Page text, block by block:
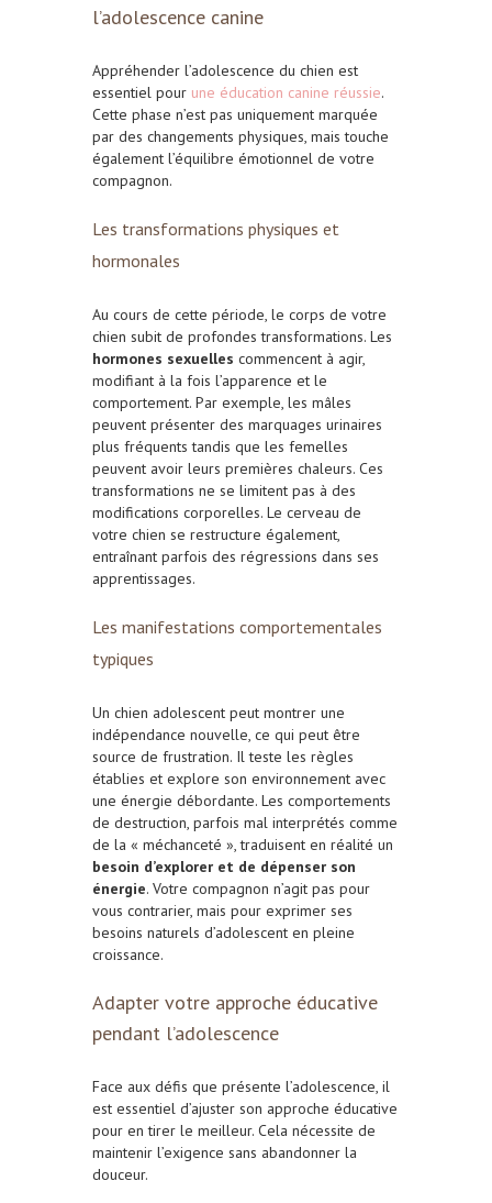
l’adolescence canine
Appréhender l’adolescence du chien est
essentiel pour une éducation canine réussie.
Cette phase n’est pas uniquement marquée
par des changements physiques, mais touche
également l’équilibre émotionnel de votre
compagnon.
Les transformations physiques et
hormonales
Au cours de cette période, le corps de votre
chien subit de profondes transformations. Les
hormones sexuelles commencent à agir,
modifiant à la fois l’apparence et le
comportement. Par exemple, les mâles
peuvent présenter des marquages urinaires
plus fréquents tandis que les femelles
peuvent avoir leurs premières chaleurs. Ces
transformations ne se limitent pas à des
modifications corporelles. Le cerveau de
votre chien se restructure également,
entraînant parfois des régressions dans ses
apprentissages.
Les manifestations comportementales
typiques
Un chien adolescent peut montrer une
indépendance nouvelle, ce qui peut être
source de frustration. Il teste les règles
établies et explore son environnement avec
une énergie débordante. Les comportements
de destruction, parfois mal interprétés comme
de la « méchanceté », traduisent en réalité un
besoin d’explorer et de dépenser son
énergie. Votre compagnon n’agit pas pour
vous contrarier, mais pour exprimer ses
besoins naturels d’adolescent en pleine
croissance.
Adapter votre approche éducative
pendant l’adolescence
Face aux défis que présente l’adolescence, il
est essentiel d’ajuster son approche éducative
pour en tirer le meilleur. Cela nécessite de
maintenir l’exigence sans abandonner la
douceur.